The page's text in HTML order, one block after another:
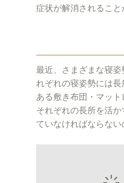
症状が解消されること
最近、さまざまな寝
れぞれの寝姿勢には
ある敷き布団・マット
それぞれの長所を活
ていなければならな